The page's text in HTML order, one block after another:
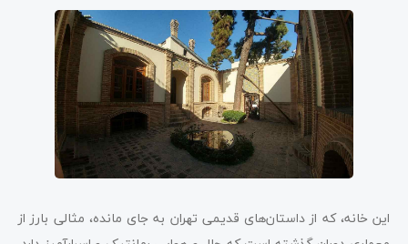
این خانه، که از داستان‌های قدیمی تهران به جای مانده، مثالی بارز از